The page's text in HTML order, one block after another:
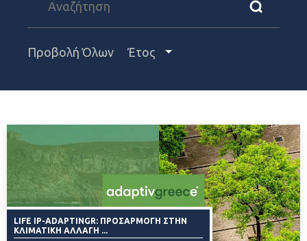
Προβολή Όλων Έτος
LIFE IP-ADAPTINGR: ΠΡΟΣΑΡΜΟΓΉ ΣΤΗΝ
ΚΛΙΜΑΤΙΚΉ ΑΛΛΑΓΉ ...